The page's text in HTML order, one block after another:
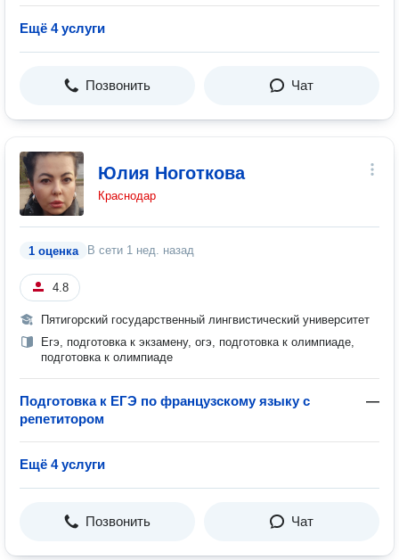
Ещё 4 услуги
Позвонить Чат
Юлия Ноготкова
Краснодар
1 оценка В сети 1 нед. назад
4.8
Пятигорский государственный лингвистический университет
Егэ, подготовка к экзамену, огэ, подготовка к олимпиаде,
подготовка к олимпиаде
Подготовка к ЕГЭ по французскому языку с
репетитором
—
Ещё 4 услуги
Позвонить Чат